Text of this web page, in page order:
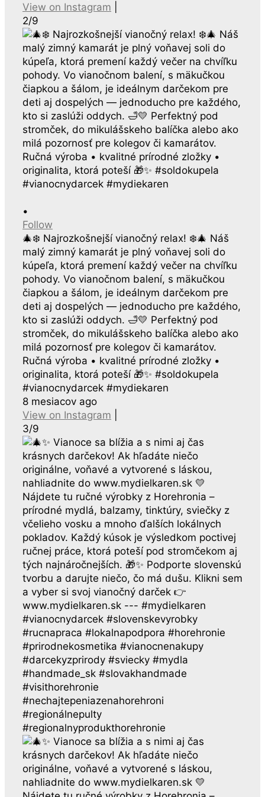
View on Instagram
2/9
•
Follow
🎄❄️ Najrozkošnejší vianočný relax! ❄️🎄 Náš
malý zimný kamarát je plný voňavej soli do
kúpeľa, ktorá premení každý večer na chvíľku
pohody. Vo vianočnom balení, s mäkučkou
čiapkou a šálom, je ideálnym darčekom pre
deti aj dospelých — jednoducho pre každého,
kto si zaslúži oddych. 🛁💛 Perfektný pod
stromček, do mikulášskeho balíčka alebo ako
milá pozornosť pre kolegov či kamarátov.
Ručná výroba • kvalitné prírodné zložky •
originalita, ktorá poteší 🎁✨ #soldokupela
#vianocnydarcek #mydiekaren
8 mesiacov ago
View on Instagram
3/9